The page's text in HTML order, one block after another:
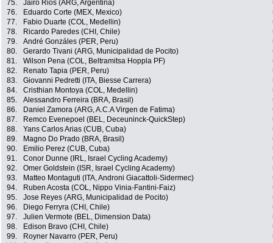
75.
Jairo Rios (ARG, Argentina)
76.
Eduardo Corte (MEX, Mexico)
77.
Fabio Duarte (COL, Medellin)
78.
Ricardo Paredes (CHI, Chile)
79.
André Gonzáles (PER, Peru)
80.
Gerardo Tivani (ARG, Municipalidad de Pocito)
81.
Wilson Pena (COL, Beltramitsa Hoppla PF)
82.
Renato Tapia (PER, Peru)
83.
Giovanni Pedretti (ITA, Biesse Carrera)
84.
Cristhian Montoya (COL, Medellin)
85.
Alessandro Ferreira (BRA, Brasil)
86.
Daniel Zamora (ARG, A.C.A Virgen de Fatima)
87.
Remco Evenepoel (BEL, Deceuninck-QuickStep)
88.
Yans Carlos Arias (CUB, Cuba)
89.
Magno Do Prado (BRA, Brasil)
90.
Emilio Perez (CUB, Cuba)
91.
Conor Dunne (IRL, Israel Cycling Academy)
92.
Omer Goldstein (ISR, Israel Cycling Academy)
93.
Matteo Montaguti (ITA, Androni Giacattoli-Sidermec)
94.
Ruben Acosta (COL, Nippo Vinia-Fantini-Faiz)
95.
Jose Reyes (ARG, Municipalidad de Pocito)
96.
Diego Ferryra (CHI, Chile)
97.
Julien Vermote (BEL, Dimension Data)
98.
Edison Bravo (CHI, Chile)
99.
Royner Navarro (PER, Peru)